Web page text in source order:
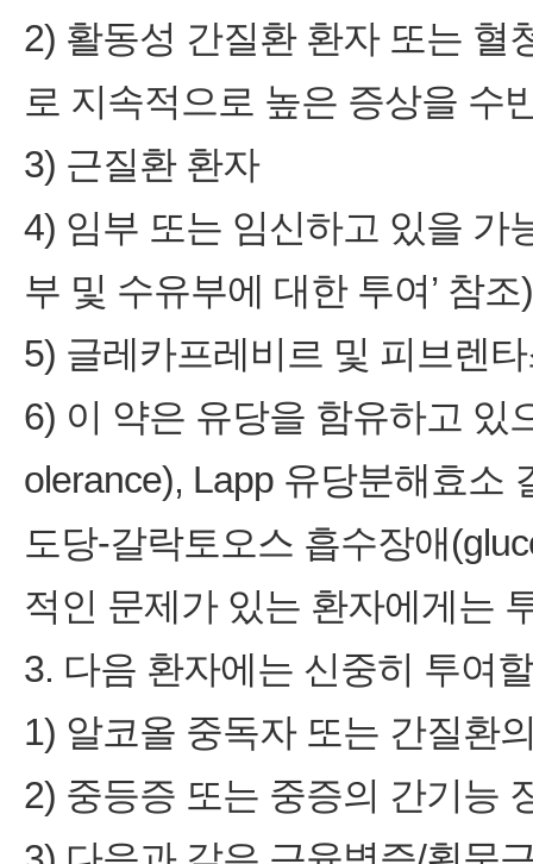
2) 활동성 간질환 환자 또는 혈
로 지속적으로 높은 증상을 수
3) 근질환 환자
4) 임부 또는 임신하고 있을 가
부 및 수유부에 대한 투여’ 참조)
5) 글레카프레비르 및 피브렌
6) 이 약은 유당을 함유하고 있
olerance), Lapp 유당분해효소
도당-갈락토오스 흡수장애
적인 문제가 있는 환자에게는
3. 다음 환자에는 신중히 투여
1) 알코올 중독자 또는 간질환
2) 중등증 또는 중증의 간기능